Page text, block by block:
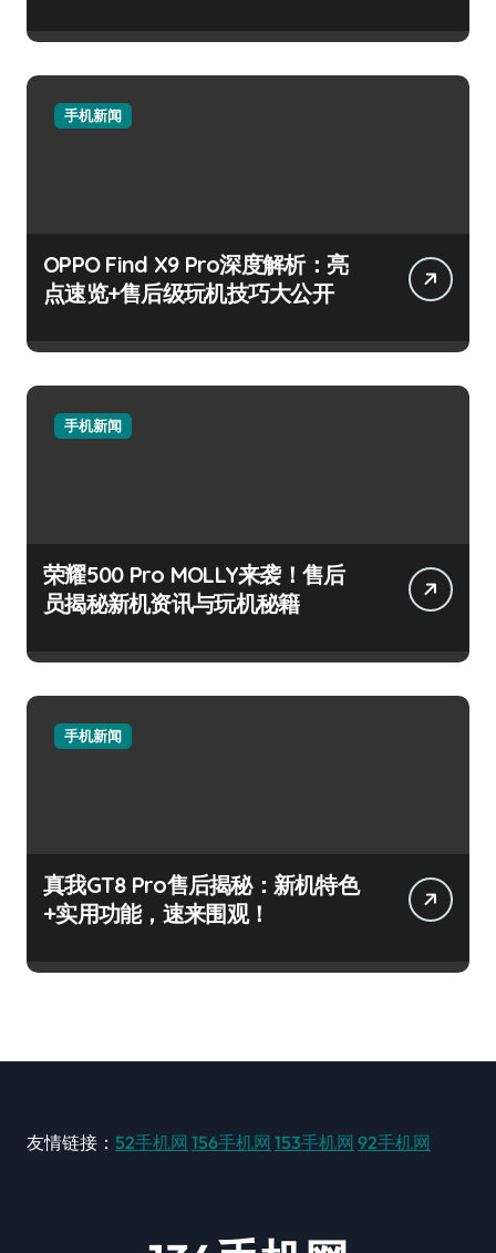
手机新闻
OPPO Find X9 Pro深度解析：亮
点速览+售后级玩机技巧大公开
手机新闻
荣耀500 Pro MOLLY来袭！售后
员揭秘新机资讯与玩机秘籍
手机新闻
真我GT8 Pro售后揭秘：新机特色
+实用功能，速来围观！
友情链接： 52手机网 156手机网 153手机网 92手机网